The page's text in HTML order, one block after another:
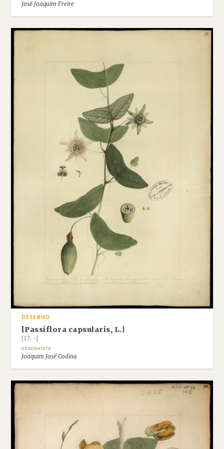
José Joaquim Freire
DESENHO
[Passiflora capsularis, L.]
[17--]
DESENHISTA
Joaquim José Codina